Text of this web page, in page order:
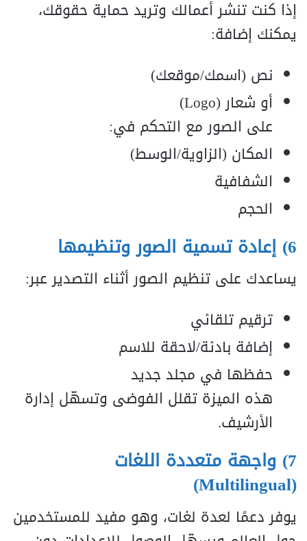
إذا كنت تنشر أعمالك وتريد حماية حقوقك،
يمكنك إضافة:
نص (اسمك/موقعك)
أو شعار (Logo)
على الصور مع التحكم في:
المكان (الزاوية/الوسط)
الشفافية
الحجم
6) إعادة تسمية الصور وتنظيمها
يساعدك على تنظيم الصور أثناء التصدير عبر:
ترقيم تلقائي
إضافة بادئة/لاحقة للاسم
حفظها في مجلد جديد
هذه الميزة تقلل الفوضى وتسهّل إدارة
الأرشيف.
7) واجهة متعددة اللغات
(Multilingual)
يوفر دعمًا لعدة لغات، وهو مفيد للمستخدمين